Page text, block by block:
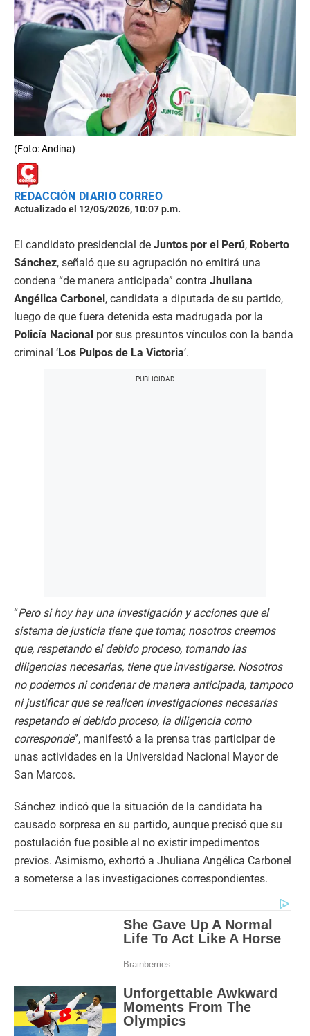
(Foto: Andina)
REDACCIÓN DIARIO CORREO
Actualizado el 12/05/2026, 10:07 p.m.
El candidato presidencial de Juntos por el Perú, Roberto
Sánchez, señaló que su agrupación no emitirá una
condena “de manera anticipada” contra Jhuliana
Angélica Carbonel, candidata a diputada de su partido,
luego de que fuera detenida esta madrugada por la
Policía Nacional por sus presuntos vínculos con la banda
criminal ‘Los Pulpos de La Victoria’.
“Pero si hoy hay una investigación y acciones que el
sistema de justicia tiene que tomar, nosotros creemos
que, respetando el debido proceso, tomando las
diligencias necesarias, tiene que investigarse. Nosotros
no podemos ni condenar de manera anticipada, tampoco
ni justificar que se realicen investigaciones necesarias
respetando el debido proceso, la diligencia como
corresponde”, manifestó a la prensa tras participar de
unas actividades en la Universidad Nacional Mayor de
San Marcos.
Sánchez indicó que la situación de la candidata ha
causado sorpresa en su partido, aunque precisó que su
postulación fue posible al no existir impedimentos
previos. Asimismo, exhortó a Jhuliana Angélica Carbonel
a someterse a las investigaciones correspondientes.